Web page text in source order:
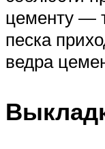
цементу —
песка
ведра